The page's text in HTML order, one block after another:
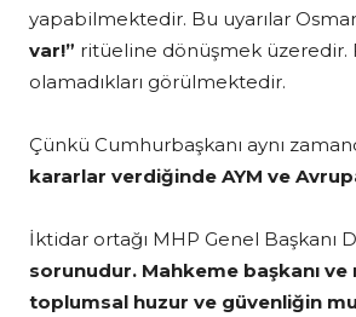
yapabilmektedir. Bu uyarılar
var!” ritüeline dönüşmek üzeredir.
olamadıkları görülmektedir.
Çünkü Cumhurbaşkanı aynı
kararlar verdiğinde AYM ve
İktidar ortağı MHP Genel Başkanı
sorunudur. Mahkeme başkanı
toplumsal huzur ve güvenliğin